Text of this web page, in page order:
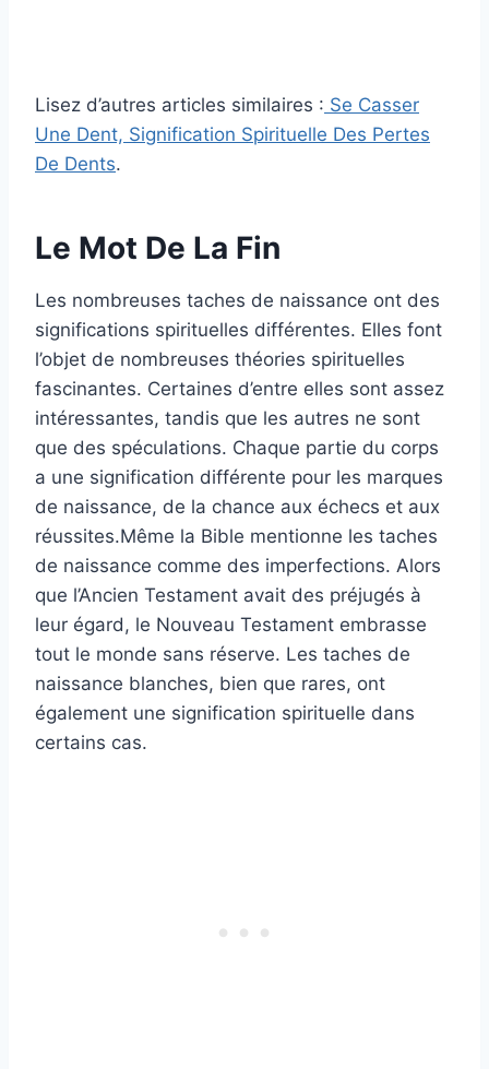
Lisez d’autres articles similaires : Se Casser
Une Dent, Signification Spirituelle Des Pertes
De Dents.
Le Mot De La Fin
Les nombreuses taches de naissance ont des
significations spirituelles différentes. Elles font
l’objet de nombreuses théories spirituelles
fascinantes. Certaines d’entre elles sont assez
intéressantes, tandis que les autres ne sont
que des spéculations. Chaque partie du corps
a une signification différente pour les marques
de naissance, de la chance aux échecs et aux
réussites.Même la Bible mentionne les taches
de naissance comme des imperfections. Alors
que l’Ancien Testament avait des préjugés à
leur égard, le Nouveau Testament embrasse
tout le monde sans réserve. Les taches de
naissance blanches, bien que rares, ont
également une signification spirituelle dans
certains cas.